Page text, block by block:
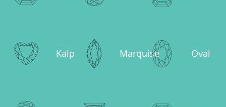
Kalp Marquise Oval